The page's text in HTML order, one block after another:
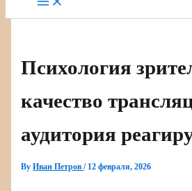
Психология
качество
аудитория
ByИван Петров/ 12 февраля, 2026